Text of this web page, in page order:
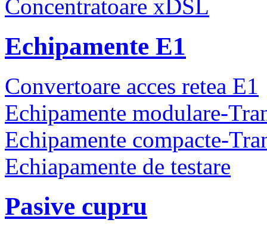
Concentratoare xDSL
Echipamente E1
Convertoare acces retea E1
Echipamente modulare-
Echipamente compacte-
Echiapamente de testare
Pasive cupru